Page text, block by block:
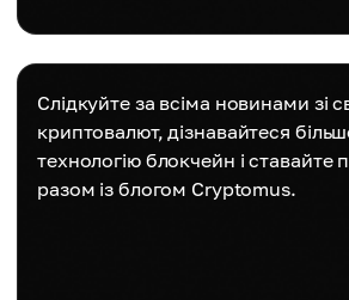
Слідкуйте за всіма новинами зі
криптовалют, дізнавайтеся
технологію блокчейн і ставайте
разом із блогом Cryptomus.